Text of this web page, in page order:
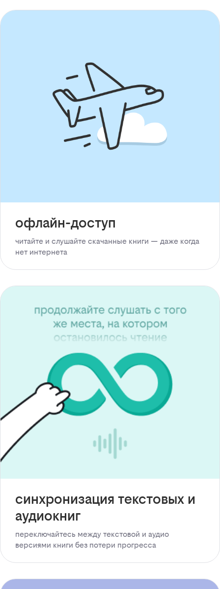
офлайн-доступ
читайте и слушайте скачанные книги — даже когда
нет интернета
синхронизация текстовых и
аудиокниг
переключайтесь между текстовой и аудио
версиями книги без потери прогресса